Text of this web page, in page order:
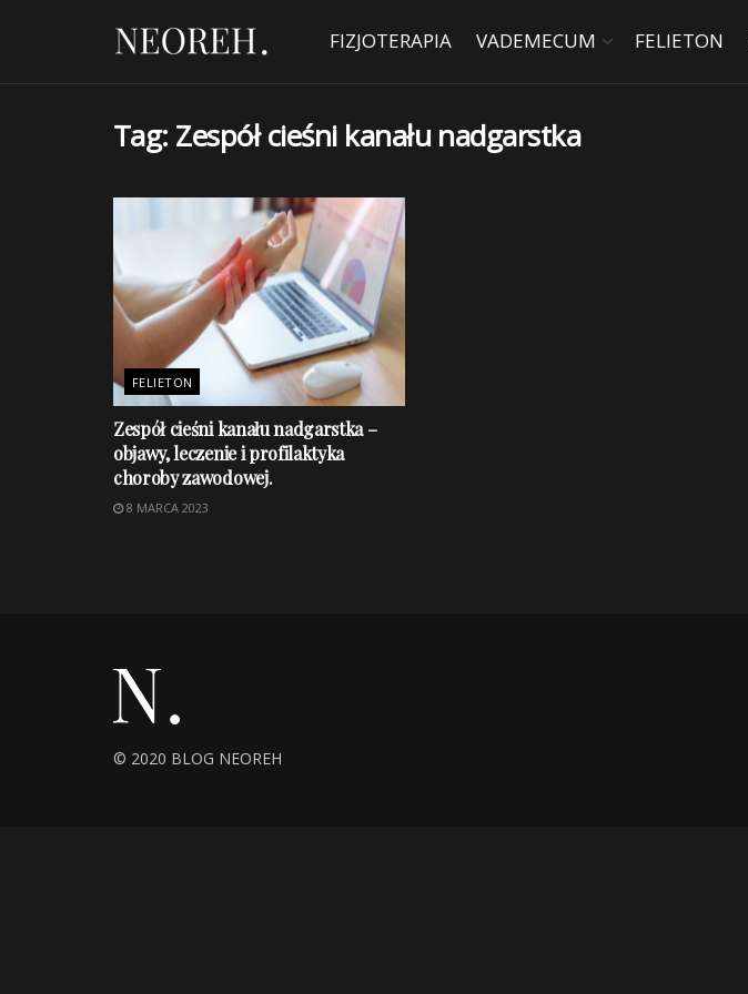
FIZJOTERAPIA VADEMECUM FELIETON
Tag: Zespół cieśni kanału nadgarstka
FELIETON
Zespół cieśni kanału nadgarstka –
objawy, leczenie i profilaktyka
choroby zawodowej.
8 MARCA 2023
© 2020 BLOG NEOREH